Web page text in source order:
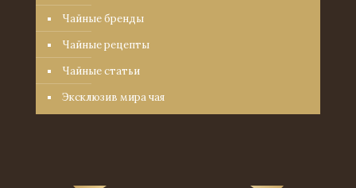
Чайные бренды
Чайные рецепты
Чайные статьи
Эксклюзив мира чая